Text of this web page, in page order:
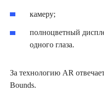
камеру;
полноцветный
одного глаза.
За технологию AR
Bounds.